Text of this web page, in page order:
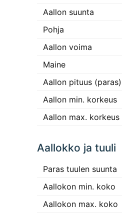
Aallon suunta
Pohja
Aallon voima
Maine
Aallon pituus (paras)
Aallon min. korkeus
Aallon max. korkeus
Aallokko ja tuuli
Paras tuulen suunta
Aallokon min. koko
Aallokon max. koko